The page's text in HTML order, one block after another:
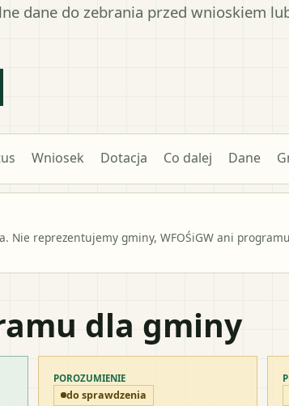
dane do zebrania przed wnioskiem
Wniosek Dotacja Co dalej Dane
Nie reprezentujemy gminy, WFOŚiGW ani
dla gminy
POROZUMIENIE
do sprawdzenia